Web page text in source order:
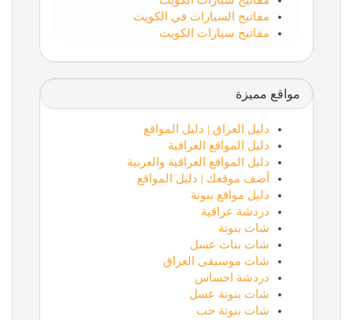
مفاتيح السيارات في الكويت
مفاتيح سيارات الكويت
مواقع مميزة
دليل العراق | دليل المواقع
دليل المواقع العراقية
دليل المواقع العراقية والعربية
أضف موقعك | دليل المواقع
دليل مواقع بنوتة
دردشة عراقية
شات بنوتة
شات بنات عسل
شات موسيقى العراق
دردشة احساس
شات بنوتة عسل
شات بنوتة حب